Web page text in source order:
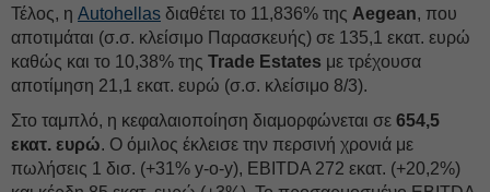
Τέλος, η Autohellas διαθέτει το 11,836% της Aegean, που
αποτιμάται (σ.σ. κλείσιμο Παρασκευής) σε 135,1 εκατ. ευρώ
καθώς και το 10,38% της Trade Estates με τρέχουσα
αποτίμηση 21,1 εκατ. ευρώ (σ.σ. κλείσιμο 8/3).
Στο ταμπλό, η κεφαλαιοποίηση διαμορφώνεται σε 654,5
εκατ. ευρώ. Ο όμιλος έκλεισε την περσινή χρονιά με
πωλήσεις 1 δισ. (+31% y-o-y), EBITDA 272 εκατ. (+20,2%)